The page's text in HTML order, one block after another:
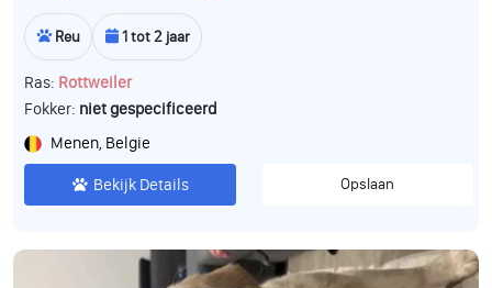
Reu 1 tot 2 jaar
Ras: Rottweiler
Fokker: niet gespecificeerd
Menen, Belgie
Bekijk Details Opslaan